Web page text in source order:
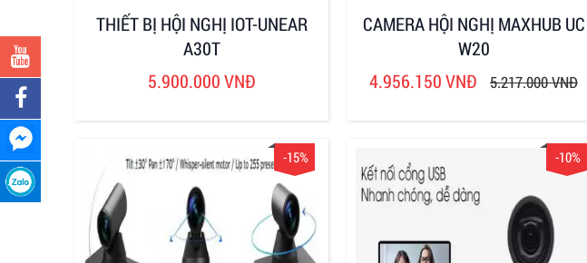
THIẾT BỊ HỘI NGHỊ IOT-UNEAR
A30T
5.900.000 VNĐ
CAMERA HỘI NGHỊ MAXHUB UC
W20
4.956.150 VNĐ
5.217.000 VNĐ
-15% -10%